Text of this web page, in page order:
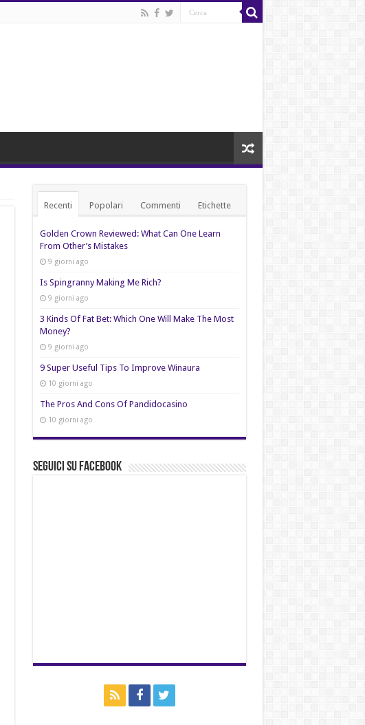
Recenti Popolari Commenti Etichette
Golden Crown Reviewed: What Can One Learn
From Other’s Mistakes
9 giorni ago
Is Spingranny Making Me Rich?
9 giorni ago
3 Kinds Of Fat Bet: Which One Will Make The Most
Money?
9 giorni ago
9 Super Useful Tips To Improve Winaura
10 giorni ago
The Pros And Cons Of Pandidocasino
10 giorni ago
Seguici su Facebook